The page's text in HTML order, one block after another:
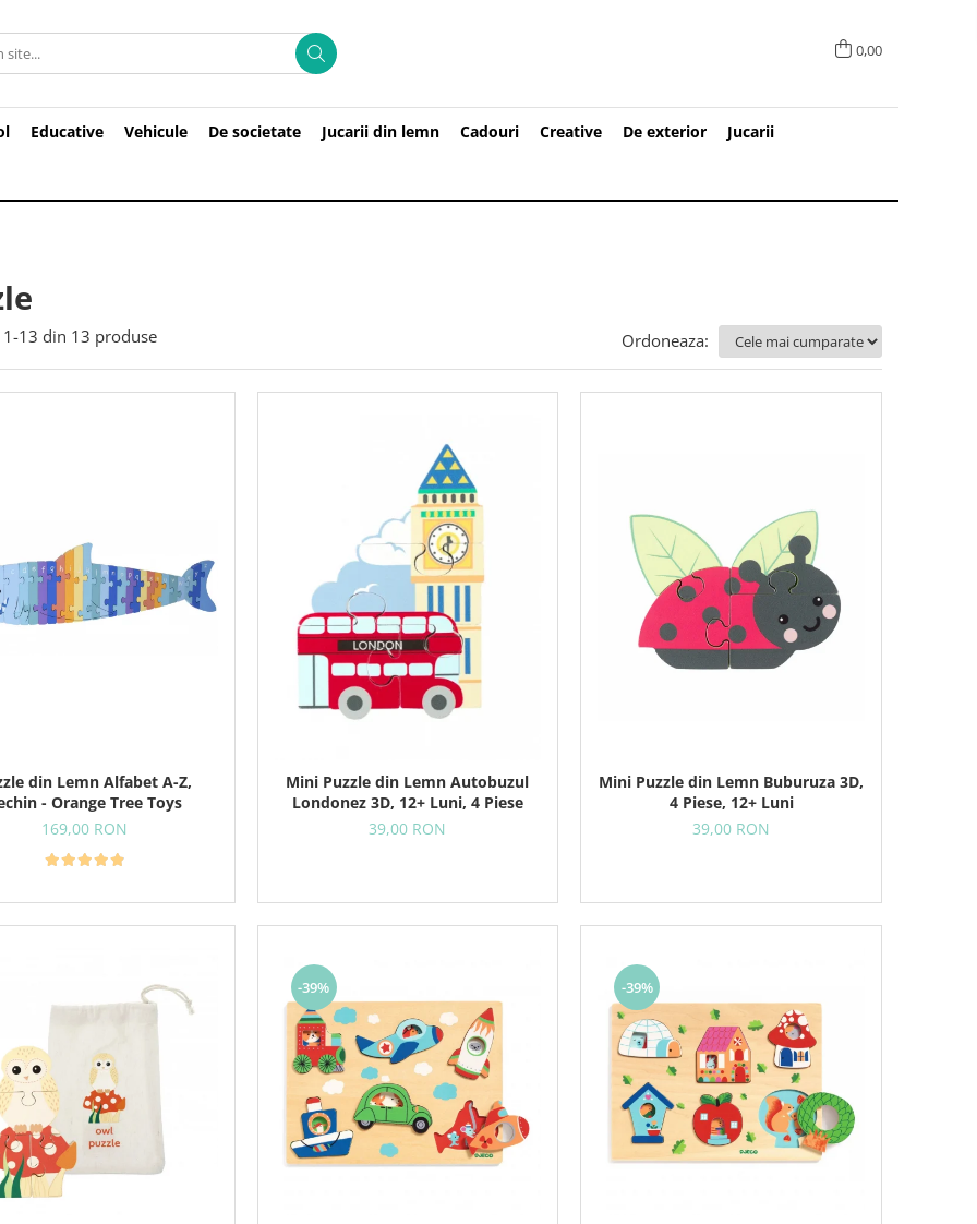
0,00
Educative Vehicule De societate Jucarii din lemn Cadouri Creative De exterior Jucarii
1-13 din 13 produse Ordoneaza:
din Lemn Alfabet A-Z,
- Orange Tree Toys
169,00 RON
Mini Puzzle din Lemn Autobuzul
Londonez 3D, 12+ Luni, 4 Piese
39,00 RON
Mini Puzzle din Lemn Buburuza 3D,
4 Piese, 12+ Luni
39,00 RON
-39% -39%